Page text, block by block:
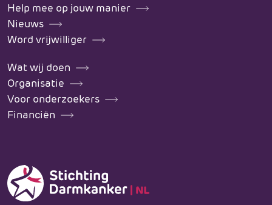
Help mee op jouw manier
Nieuws
Word vrijwilliger
Wat wij doen
Organisatie
Voor onderzoekers
Financiën